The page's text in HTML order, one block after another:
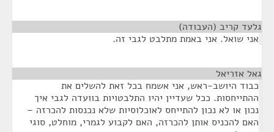
גלעד קריב (העבודה)
אני שואל. אני באמת מתלבט לגבי זה.
גאל אזריאל
כבוד היושב-ראש, אני אשמח בכל זאת להשלים את
ההתייחסות. ככל שעדיין יהיו התלבטויות בוועדה לגבי איך
נכון או לא נכון להתייחס לאוכלוסיות שלא נכנסות להכרזה –
האם להכניס אותן להכרזה, האם לקבוע לגמרי, מוחלט, סוגי